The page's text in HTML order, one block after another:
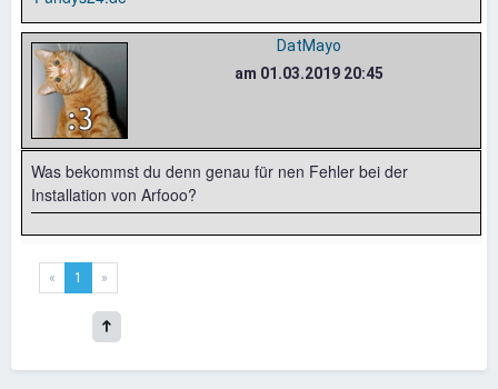
DatMayo
am 01.03.2019 20:45
Was bekommst du denn genau für nen Fehler bei der
Installation von Arfooo?
« 1 »